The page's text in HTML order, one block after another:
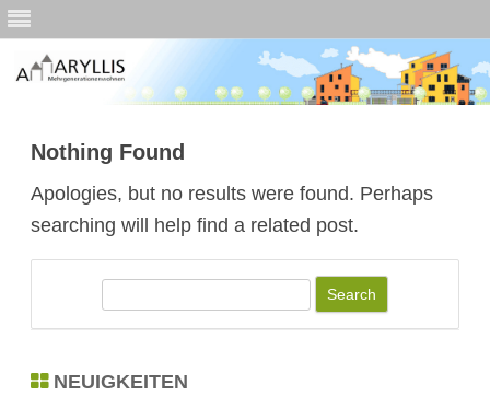
Nothing Found
Apologies, but no results were found. Perhaps
searching will help find a related post.
r
NEUIGKEITEN